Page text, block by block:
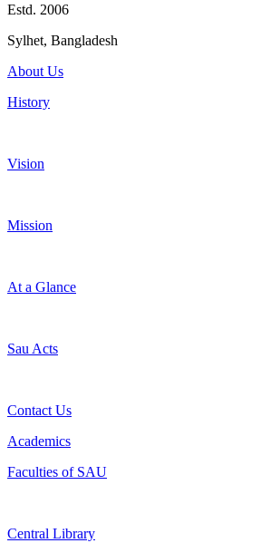
Estd. 2006
Sylhet, Bangladesh
About Us
History
Vision
Mission
At a Glance
Sau Acts
Contact Us
Academics
Faculties of SAU
Central Library